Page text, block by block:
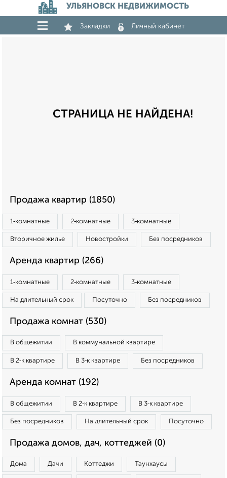
УЛЬЯНОВСК НЕДВИЖИМОСТЬ
Закладки Личный кабинет
СТРАНИЦА НЕ НАЙДЕНА!
Продажа квартир (1850)
1‑комнатные 2‑комнатные 3‑комнатные
Вторичное жилье Новостройки Без посредников
Аренда квартир (266)
1‑комнатные 2‑комнатные 3‑комнатные
На длительный срок Посуточно Без посредников
Продажа комнат (530)
В общежитии В коммунальной квартире
В 2‑к квартире В 3‑к квартире Без посредников
Аренда комнат (192)
В общежитии В 2‑к квартире В 3‑к квартире
Без посредников На длительный срок Посуточно
Продажа домов, дач, коттеджей (0)
Дома Дачи Коттеджи Таунхаусы